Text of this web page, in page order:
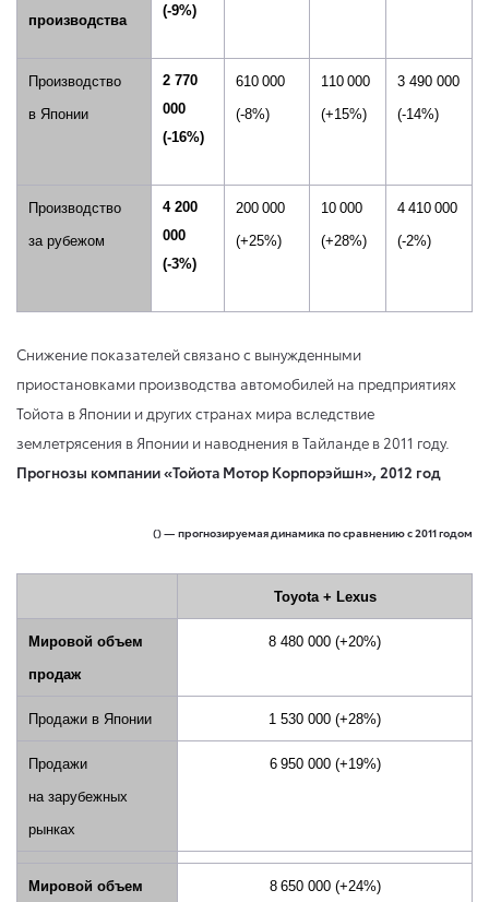
производства
(-9%)
Производство
в Японии
2 770
000
(-16%)
610 000
(-8%)
110 000
(+15%)
3 490 000
(-14%)
Производство
за рубежом
4 200
000
(-3%)
200 000
(+25%)
10 000
(+28%)
4 410 000
(-2%)
Снижение показателей связано с вынужденными
приостановками производства автомобилей на предприятиях
Тойота в Японии и других странах мира вследствие
землетрясения в Японии и наводнения в Тайланде в 2011 году.
Прогнозы компании «Тойота Мотор Корпорэйшн», 2012 год
() — прогнозируемая динамика по сравнению с 2011 годом
Toyota + Lexus
Мировой объем
продаж
8 480 000 (+20%)
Продажи в Японии 1 530 000 (+28%)
Продажи
на зарубежных
рынках
6 950 000 (+19%)
Мировой объем 8 650 000(+24%)